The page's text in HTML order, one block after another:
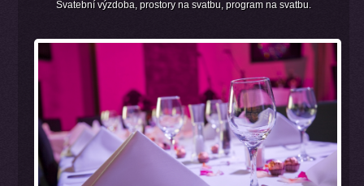
Svatební výzdoba, prostory na svatbu, program na svatbu.